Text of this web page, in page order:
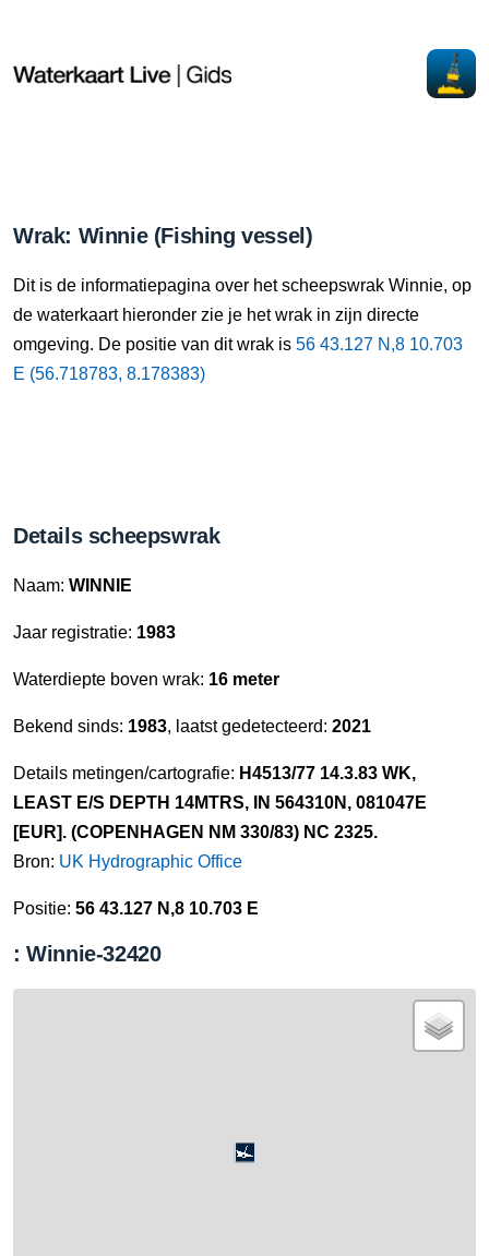
Wrak: Winnie (Fishing vessel)
Dit is de informatiepagina over het scheepswrak Winnie, op
de waterkaart hieronder zie je het wrak in zijn directe
omgeving. De positie van dit wrak is 56 43.127 N,8 10.703
E (56.718783, 8.178383)
Details scheepswrak
Naam: WINNIE
Jaar registratie: 1983
Waterdiepte boven wrak: 16 meter
Bekend sinds: 1983, laatst gedetecteerd: 2021
Details metingen/cartografie: H4513/77 14.3.83 WK,
LEAST E/S DEPTH 14MTRS, IN 564310N, 081047E
[EUR]. (COPENHAGEN NM 330/83) NC 2325.
Bron: UK Hydrographic Office
Positie: 56 43.127 N,8 10.703 E
: Winnie-32420